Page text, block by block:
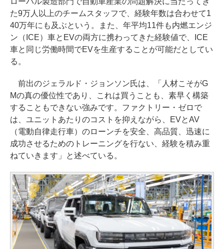
た9万人以上のチームスタッフで、経験年数は合わせて1
40万年にも及ぶという。また、年平均11件も内燃エンジ
ン（ICE）車とEVの両方に携わってきた経験値で、ICE
車と同じ労働時間でEVを生産することが可能だとしてい
る。
前出のジェラルド・ジョンソン氏は、「人材こそがG
Mの真の優位性であり、これは買うことも、素早く構築
することもできない強みです。ファクトリー・ゼロで
は、ユニットあたりのコストを抑えながら、EVとAV
（電動自律走行車）のローンチを安全、高品質、迅速に
成功させるためのトレーニングを行ない、経験を積み重
ねていきます」と述べている。